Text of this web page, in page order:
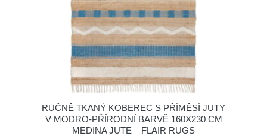
RUČNĚ TKANÝ KOBEREC S PŘÍMĚSÍ JUTY
V MODRO-PŘÍRODNÍ BARVĚ 160X230 CM
MEDINA JUTE – FLAIR RUGS